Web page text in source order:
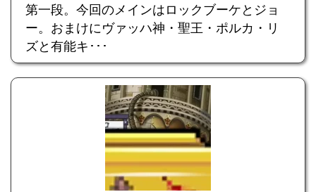
第一段。今回のメインはロックブーケとジョ
ー。おまけにヴァッハ神・聖王・ポルカ・リ
ズと有能キ･･･